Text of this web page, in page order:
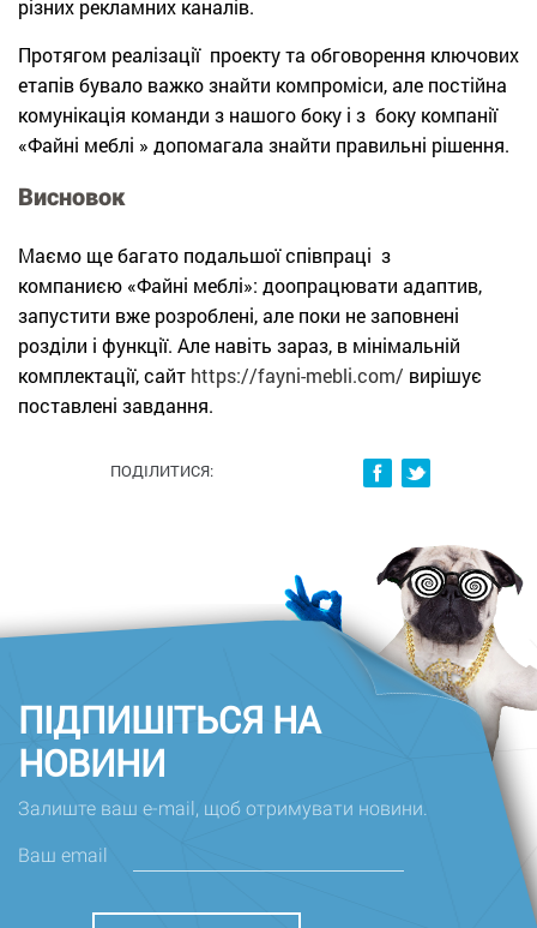
різних рекламних каналів.
Протягом реалізації проекту та обговорення ключових
етапів бувало важко знайти компроміси, але постійна
комунікація команди з нашого боку і з боку компанії
«Файні меблі » допомагала знайти правильні рішення.
Висновок
Маємо ще багато подальшої співпраці з
компаниєю «Файні меблі»: доопрацювати адаптив,
запустити вже розроблені, але поки не заповнені
розділи і функції. Але навіть зараз, в мінімальній
комплектації, сайт https://fayni-mebli.com/ вирішує
поставлені завдання.
ПОДІЛИТИСЯ:
ПІДПИШІТЬСЯ НА
НОВИНИ
Залиште ваш e-mail, щоб отримувати новини.
Ваш email